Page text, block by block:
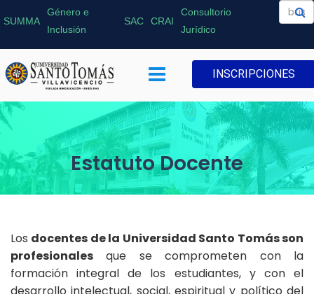
SUMMA
Género e
Inclusión
SAC CRAI
Consultorio
Jurídico
INSCRIPCIONES
Estatuto Docente
Los docentes de la Universidad Santo Tomás son
profesionales que se comprometen con la
formación integral de los estudiantes, y con el